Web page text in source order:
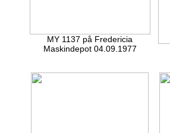
MY 1137 på Fredericia
Maskindepot 04.09.1977